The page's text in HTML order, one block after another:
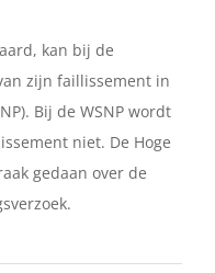
kan bij de
zijn faillissement in
Bij de WSNP wordt
niet. De Hoge
gedaan over de